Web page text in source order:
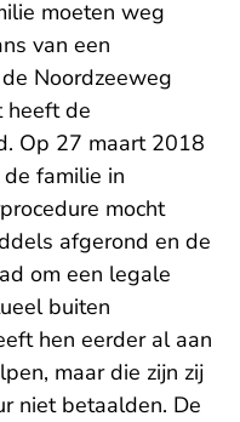
moeten weg
van een
Noordzeeweg
heeft de
Op 27 maart 2018
familie in
mocht
afgerond en de
om een legale
buiten
hen eerder al aan
maar die zijn zij
niet betaalden. De